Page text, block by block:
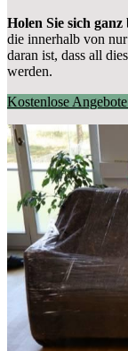
Holen Sie sich
die innerhalb von nur
daran ist, dass all
werden.
Kostenlose